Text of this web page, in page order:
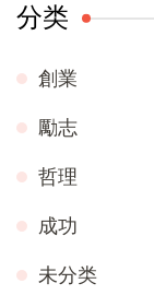
分类
創業
勵志
哲理
成功
未分类